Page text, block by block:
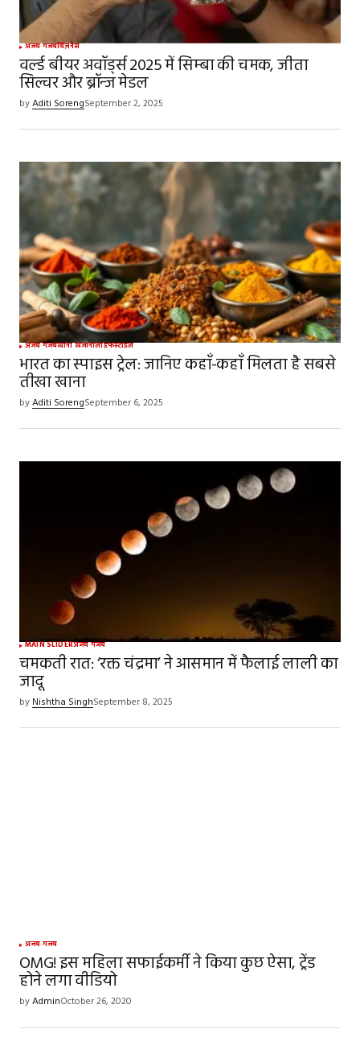
अजब गजबबिज़नेस
वर्ल्ड बीयर अवॉर्ड्स 2025 में सिम्बा की चमक, जीता
सिल्वर और ब्रॉन्ज मेडल
byAditi SorengSeptember 2, 2025
अजब गजबखाना खजानालाइफस्टाइल
भारत का स्पाइस ट्रेल: जानिए कहाँ-कहाँ मिलता है सबसे
तीखा खाना
byAditi SorengSeptember 6, 2025
MAIN SLIDERअजब गजब
चमकती रात: ‘रक्त चंद्रमा’ ने आसमान में फैलाई लाली का
जादू
by Nishtha SinghSeptember 8, 2025
अजब गजब
OMG! इस महिला सफाईकर्मी ने किया कुछ ऐसा, ट्रेंड
होने लगा वीडियो
byAdminOctober 26, 2020